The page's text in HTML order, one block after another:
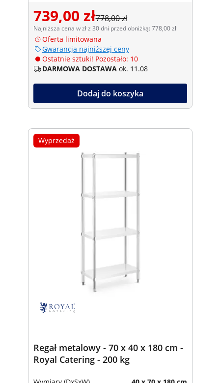
739,00 zł778,00 zł
Najniższa cena w zł z 30 dni przed obniżką: 778,00 zł
Oferta limitowana
Gwarancja najniższej ceny
Ostatnie sztuki! Pozostało: 10
DARMOWA DOSTAWA ok. 11.08
Dodaj do koszyka
Wyprzedaż
Regał metalowy - 70 x 40 x 180 cm -
Royal Catering - 200 kg